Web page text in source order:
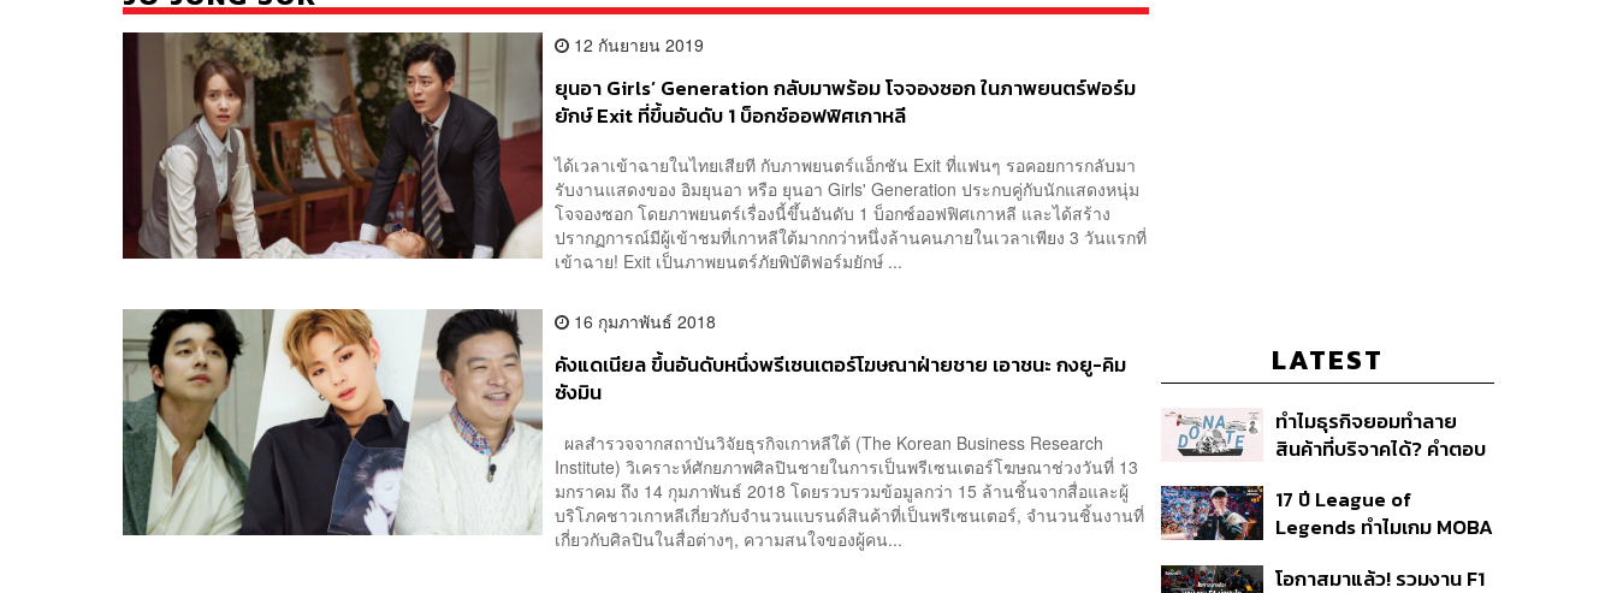
12 กันยายน 2019
ยุนอา Girls’ Generation กลับมาพร้อม โจจองซอก ในภาพยนตร์ฟอร์ม
ยักษ์ Exit ที่ขึ้นอันดับ 1 บ็อกซ์ออฟฟิศเกาหลี
ได้เวลาเข้าฉายในไทยเสียที กับภาพยนตร์แอ็กชัน Exit ที่แฟนๆ รอคอยการกลับมา
รับงานแสดงของ อิมยุนอา หรือ ยุนอา Girls' Generation ประกบคู่กับนักแสดงหนุ่ม
โจจองซอก โดยภาพยนตร์เรื่องนี้ขึ้นอันดับ 1 บ็อกซ์ออฟฟิศเกาหลี และได้สร้าง
ปรากฏการณ์มีผู้เข้าชมที่เกาหลีใต้มากกว่าหนึ่งล้านคนภายในเวลาเพียง 3 วันแรกที่
เข้าฉาย! Exit เป็นภาพยนตร์ภัยพิบัติฟอร์มยักษ์ ...
16 กุมภาพันธ์ 2018
คังแดเนียล ขึ้นอันดับหนึ่งพรีเซนเตอร์โฆษณาฝ่ายชาย เอาชนะ กงยู-คิม
ซังมิน
ผลสำรวจจากสถาบันวิจัยธุรกิจเกาหลีใต้ (The Korean Business Research
Institute) วิเคราะห์ศักยภาพศิลปินชายในการเป็นพรีเซนเตอร์โฆษณาช่วงวันที่ 13
มกราคม ถึง 14 กุมภาพันธ์ 2018 โดยรวบรวมข้อมูลกว่า 15 ล้านชิ้นจากสื่อและผู้
บริโภคชาวเกาหลีเกี่ยวกับจำนวนแบรนด์สินค้าที่เป็นพรีเซนเตอร์, จำนวนชิ้นงานที่
เกี่ยวกับศิลปินในสื่อต่างๆ, ความสนใจของผู้คน...
LATEST
ทำไมธุรกิจยอมทำลาย
สินค้าที่บริจาคได้? คำตอบ
อยู่ที่ระบบภาษี
17 ปี League of
Legends ทำไมเกม MOBA
กาลเวลา?
โอกาสมาแล้ว! รวมงาน F1